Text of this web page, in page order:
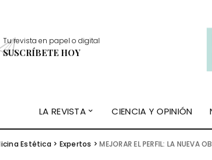
Tu revista en papel o digital
SUSCRÍBETE HOY
LA REVISTA CIENCIA Y OPINIÓN
Estética > Expertos >MEJORAR EL PERFIL: LA NUEVA